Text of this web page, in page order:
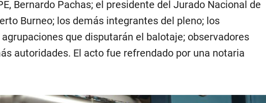
Bernardo Pachas; el presidente del Jurado Nacional de
Burneo; los demás integrantes del pleno; los
que disputarán el balotaje; observadores
autoridades. El acto fue refrendado por una notaria